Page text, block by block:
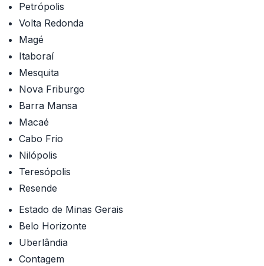
Petrópolis
Volta Redonda
Magé
Itaboraí
Mesquita
Nova Friburgo
Barra Mansa
Macaé
Cabo Frio
Nilópolis
Teresópolis
Resende
Estado de Minas Gerais
Belo Horizonte
Uberlândia
Contagem